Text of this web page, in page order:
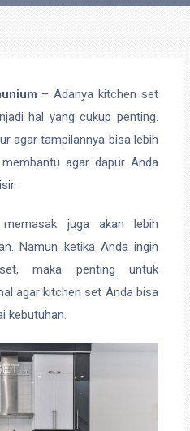
– Adanya kitchen set
hal yang cukup penting.
agar tampilannya bisa lebih
agar dapur Anda
juga akan lebih
Namun ketika Anda ingin
maka penting untuk
agar kitchen set Anda bisa
kebutuhan.